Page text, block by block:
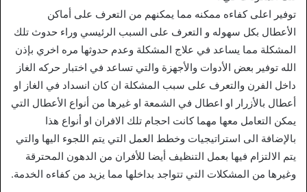
توفير اعلى كفاءه ممكنه مما يمكنهم من التعرف على أماكن
الأعطال بكل سهوله و التعرف على السبب الرئيسي وراء حدوث تلك
المشكلة مما يساعد في علاج المشكلة وعدم حدوثها مره اخري بإذن
الله توفير بعض الأدوات والأجهزة والتي تساعد في اختبار حركه الغاز
داخل الفرن والتعرف على سبب المشكلة ان كان انسداد في الغاز او
أعطال بالأزرار او اعطال في الشمعة او غيرها من أنواع الأعطال التي
يمكن التعامل معها مهما كانت احجام تلك الافران او أنواع هذا
بالإضافة الى استراتيجيات وخطط العمل التي يتم اللجوء اليها والتي
يتم الالتزام فيها بعمل التنظيف أيضا للأفران من الدهون المحترقة
وغيرها من المشكلات التي تتواجد بداخلها مما يزيد من كفاءه الخدمة.